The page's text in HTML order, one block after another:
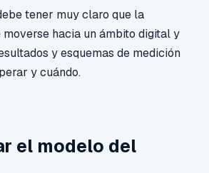
tener muy claro que la
hacia un ámbito digital y
y esquemas de medición
y cuándo.
el modelo del